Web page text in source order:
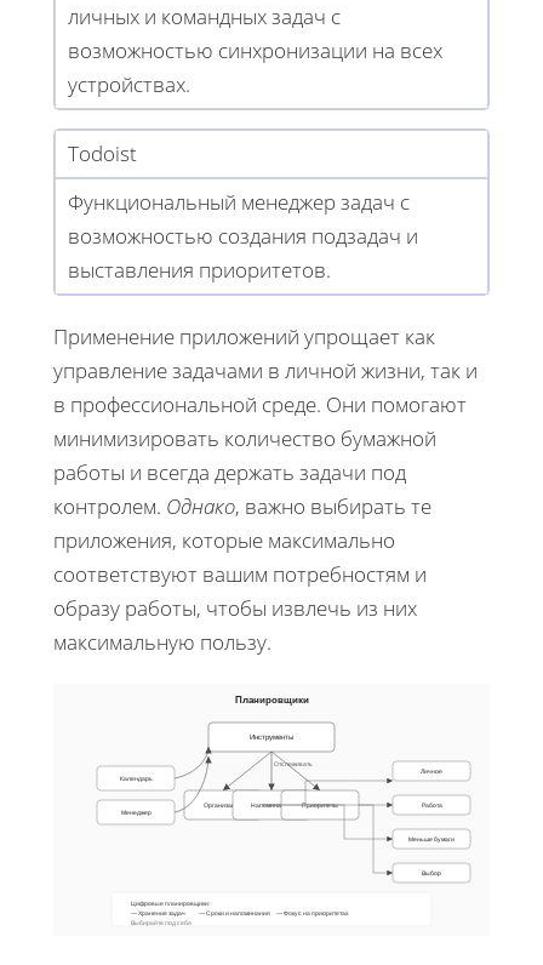
личных и командных задач с
возможностью синхронизации на всех
устройствах.
Todoist
Функциональный менеджер задач с
возможностью создания подзадач и
выставления приоритетов.
Применение приложений упрощает как
управление задачами в личной жизни, так и
в профессиональной среде. Они помогают
минимизировать количество бумажной
работы и всегда держать задачи под
контролем. Однако, важно выбирать те
приложения, которые максимально
соответствуют вашим потребностям и
образу работы, чтобы извлечь из них
максимальную пользу.
Планировщики
Инструменты
Календарь
Менеджер
Организация Напоминания Приоритеты
Личное
Работа
Меньше бумаги
Выбор
Отслеживать
Цифровые планировщики:
— Хранение задач
— Сроки и напоминания
— Фокус на приоритетах
Выбирайте под себя